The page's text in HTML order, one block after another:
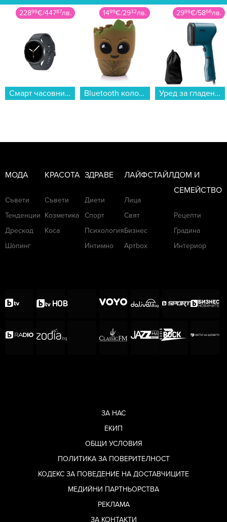
1499€/2932лв.
Bluetooth колонка Bitty Boomers Groot - BITTYGROOT...
2999€/5866лв.
Уред за гладене с пара Tefal DT2020E1...
5499€/10756лв.
Блендер Finlux FTB-8115D...
МОДА
Съвети
Тенденции
Дрескод
Шопинг
КРАСОТА
Съвети
Козметика
Коса
ЗДРАВЕ
Диети
Спорт
Психология
Интимно
ЛАЙФСТАЙЛ
Лица
Свят
Бизнес
Артbox
ДОМ И
СЕМЕЙСТВО
Рецепти
Градина
Интериор
ЗА НАС
ЕКИП
ОБЩИ УСЛОВИЯ
ПОЛИТИКА ЗА ПОВЕРИТЕЛНОСТ
КОДЕКС ЗА ПОВЕДЕНИЕ НА ДОСТАВЧИЦИТЕ
МЕДИЙНИ ПАРТНЬОРСТВА
РЕКЛАМА
ЗА КОНТАКТИ